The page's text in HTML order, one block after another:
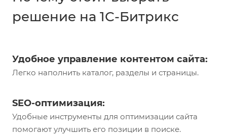
решение на 1С-Битрикс
Удобное управление контентом сайта:
Легко наполнить каталог, разделы и страницы.
SEO-оптимизация:
Удобные инструменты для оптимизации сайта
помогают улучшить его позиции в поиске.